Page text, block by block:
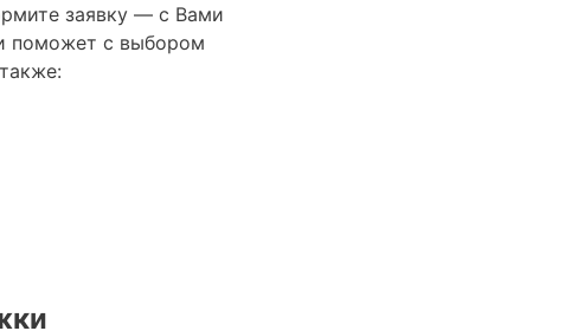
заявку — с Вами
поможет с выбором